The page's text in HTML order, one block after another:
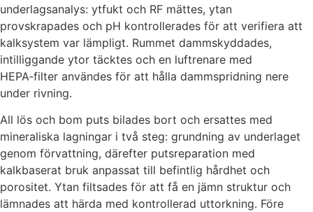
underlagsanalys: ytfukt och RF mättes, ytan
provskrapades och pH kontrollerades för att verifiera att
kalksystem var lämpligt. Rummet dammskyddades,
intilliggande ytor täcktes och en luftrenare med
HEPA‑filter användes för att hålla dammspridning nere
under rivning.
All lös och bom puts bilades bort och ersattes med
mineraliska lagningar i två steg: grundning av underlaget
genom förvattning, därefter putsreparation med
kalkbaserat bruk anpassat till befintlig hårdhet och
porositet. Ytan filtsades för att få en jämn struktur och
lämnades att härda med kontrollerad uttorkning. Före